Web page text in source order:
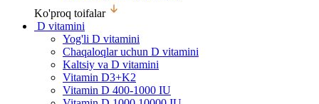
Ko'proq toifalar
D vitamini
Yog'li D vitamini
Chaqaloqlar uchun D vitamini
Kaltsiy va D vitamini
Vitamin D3+K2
Vitamin D 400-1000 IU